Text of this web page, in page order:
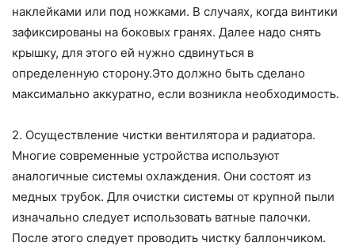
наклейками или под ножками. В случаях, когда винтики
зафиксированы на боковых гранях. Далее надо снять
крышку, для этого ей нужно сдвинуться в
определенную сторону.Это должно быть сделано
максимально аккуратно, если возникла необходимость.
2. Осуществление чистки вентилятора и радиатора.
Многие современные устройства используют
аналогичные системы охлаждения. Они состоят из
медных трубок. Для очистки системы от крупной пыли
изначально следует использовать ватные палочки.
После этого следует проводить чистку баллончиком.